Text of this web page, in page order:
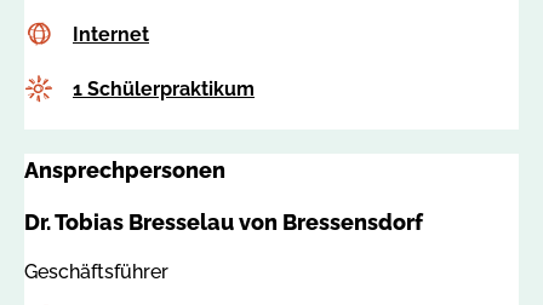
t
r
m
m
r
Internet
c
s
6
4
0
Internet
Anzahl
1 Schülerpraktikum
Ansprechpersonen
Dr. Tobias Bresselau von Bressensdorf
Geschäftsführer